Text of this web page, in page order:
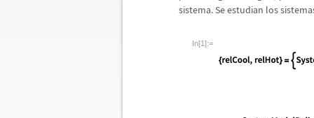
sistema. Se estudian los
In[1]:=